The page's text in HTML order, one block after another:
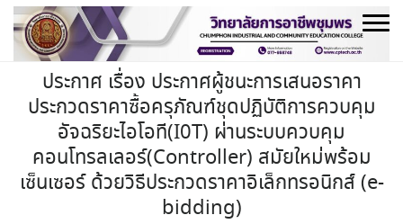
Skip
content
ประกาศ เรื่อง ประกาศผู้ชนะการเสนอราคา
ประกวดราคาซื้อครุภัณฑ์ชุดปฏิบัติการควบคุม
อัจฉริยะไอโอที(I0T) ผ่านระบบควบคุม
คอนโทรลเลอร์(Controller) สมัยใหม่พร้อม
เซ็นเซอร์ ด้วยวิธีประกวดราคาอิเล็กทรอนิกส์ (e-
bidding)